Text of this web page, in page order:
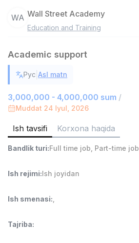
3,000,000 - 6,000,000 sum
MONDO BEST
Ish joyidan
Sotuv agenti
7,000,000 - 15,000,000 sum/
Side job
Ish joyidan
Operator Call-markazi
Full time job
WA Wall Street Academy
Education and Training
Academic support
Рус Asl matn
3,000,000 - 4,000,000 sum /
Muddat 24 Iyul, 2026
Ish tavsifi Korxona haqida
Bandlik turi:Full time job Part-time job
Ish rejimi:Ish joyidan
Ish smenasi:
Tajriba: